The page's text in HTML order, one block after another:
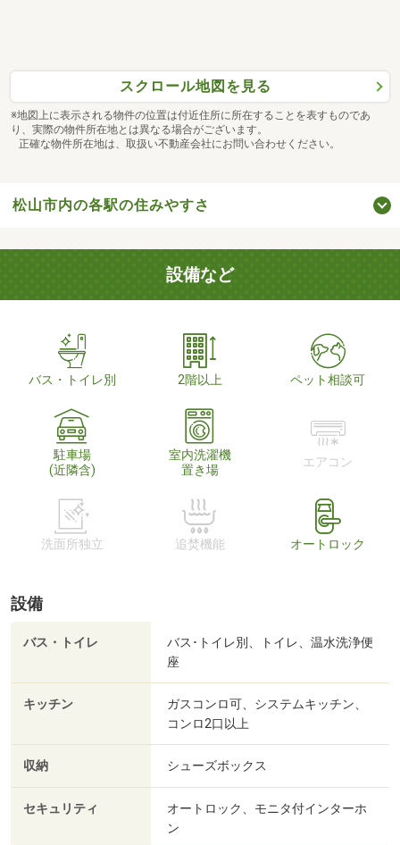
スクロール地図を見る
※地図上に表示される物件の位置は付近住所に所在することを表すものであ
り、実際の物件所在地とは異なる場合がございます。
正確な物件所在地は、取扱い不動産会社にお問い合わせください。
松山市内の各駅の住みやすさ
設備など
バス・トイレ別 2階以上 ペット相談可
駐車場
(近隣含)
室内洗濯機
置き場
エアコン
洗面所独立 追焚機能 オートロック
設備
バス・トイレ
バス･トイレ別、トイレ、温水洗浄便
座
キッチン
ガスコンロ可、システムキッチン、
コンロ2口以上
収納 シューズボックス
セキュリティ
オートロック、モニタ付インターホ
ン